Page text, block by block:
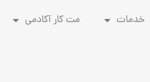
خدمات مت کار آکادمی